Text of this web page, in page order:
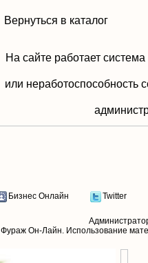
Вернуться в каталог
На сайте работает
или неработоспособность
Бизнес Онлайн Twitter
Фураж Он-Лайн. Использование